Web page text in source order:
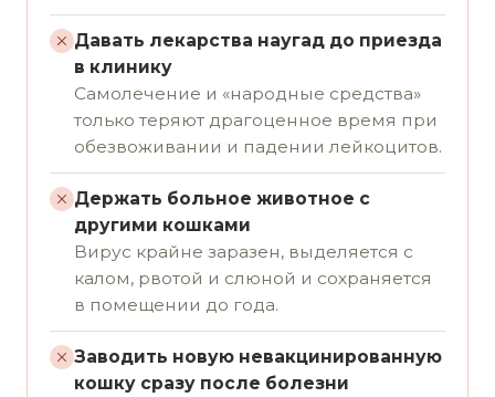
Давать лекарства наугад до приезда
в клинику
Самолечение и «народные средства»
только теряют драгоценное время при
обезвоживании и падении лейкоцитов.
Держать больное животное с
другими кошками
Вирус крайне заразен, выделяется с
калом, рвотой и слюной и сохраняется
в помещении до года.
Заводить новую невакцинированную
кошку сразу после болезни